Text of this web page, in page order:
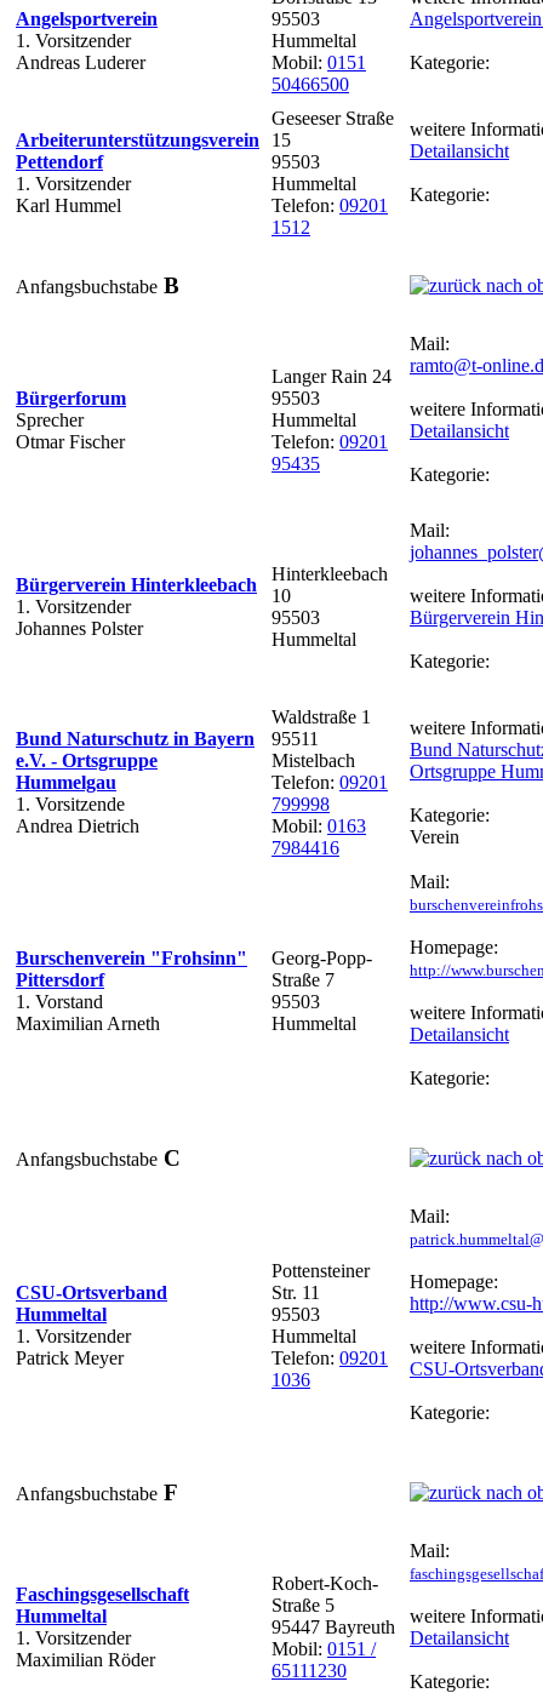
Angelsportverein
1. Vorsitzender
Andreas Luderer
95503
Hummeltal
Mobil: 0151
50466500
Kategorie:
Arbeiterunterstützungsverein
Pettendorf
1. Vorsitzender
Karl Hummel
Geseeser Straße
15
95503
Hummeltal
Telefon: 09201
1512
weitere
Detailansicht
Kategorie:
Anfangsbuchstabe B
Bürgerforum
Sprecher
Otmar Fischer
Langer Rain 24
95503
Hummeltal
Telefon: 09201
95435
Mail:
ramto@t-
weitere
Detailansicht
Kategorie:
Bürgerverein Hinterkleebach
1. Vorsitzender
Johannes Polster
Hinterkleebach
10
95503
Hummeltal
Mail:
weitere
Bürgerverein
Kategorie:
Bund Naturschutz in Bayern
e.V. - Ortsgruppe
Hummelgau
1. Vorsitzende
Andrea Dietrich
Waldstraße 1
95511
Mistelbach
Telefon: 09201
799998
Mobil: 0163
7984416
weitere
Bund
Ortsgruppe
Kategorie:
Verein
Burschenverein "Frohsinn"
Pittersdorf
1. Vorstand
Maximilian Arneth
Georg-Popp-
Straße 7
95503
Hummeltal
Mail:
Homepage:
http://
weitere
Detailansicht
Kategorie:
Anfangsbuchstabe C
CSU-Ortsverband
Hummeltal
1. Vorsitzender
Patrick Meyer
Pottensteiner
Str. 11
95503
Hummeltal
Telefon: 09201
1036
Mail:
Homepage:
http://www.csu-
weitere
CSU-
Kategorie:
Anfangsbuchstabe F
Faschingsgesellschaft
Hummeltal
1. Vorsitzender
Maximilian Röder
Robert-Koch-
Straße 5
95447 Bayreuth
Mobil: 0151 /
65111230
Mail:
weitere
Detailansicht
Kategorie: